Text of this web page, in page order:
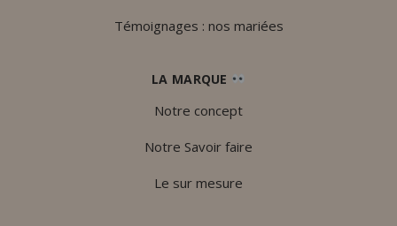
Témoignages : nos mariées
LA MARQUE
Notre concept
Notre Savoir faire
Le sur mesure